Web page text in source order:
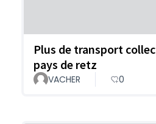
Plus de transport
pays de retz
VACHER 0